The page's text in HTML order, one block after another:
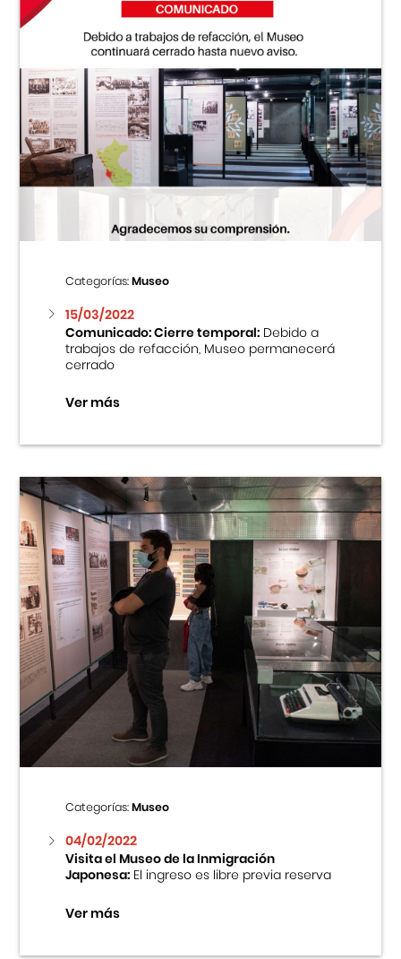
Categorías:Museo
15/03/2022
Comunicado: Cierre temporal:Debido a
trabajos de refacción, Museo permanecerá
cerrado
Ver más
Categorías:Museo
04/02/2022
Visita el Museo de la Inmigración
Japonesa:El ingreso es libre previa reserva
Ver más